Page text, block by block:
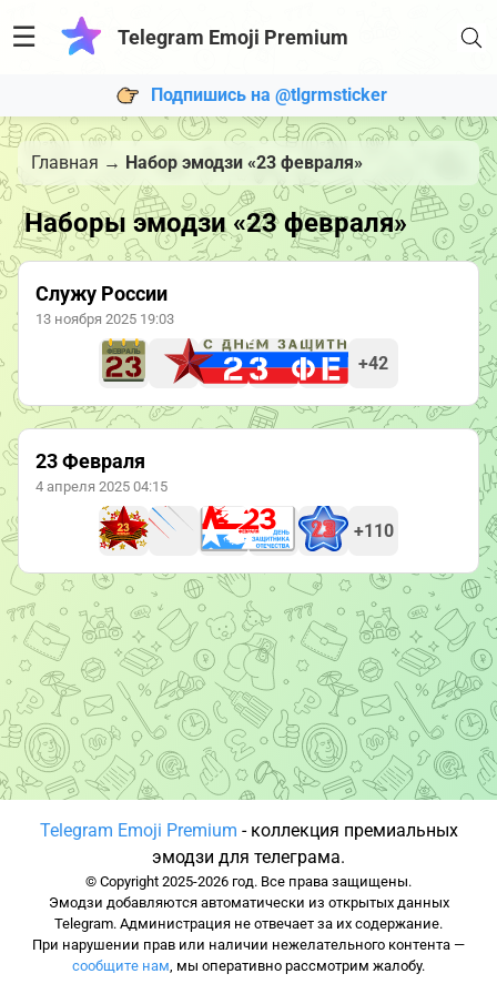
☰ Telegram Emoji Premium
Подпишись на @tlgrmsticker
Главная → Набор эмодзи «23 февраля»
Наборы эмодзи «23 февраля»
Служу России
13 ноября 2025 19:03
+42
23 Февраля
4 апреля 2025 04:15
+110
Telegram Emoji Premium - коллекция премиальных
эмодзи для телеграма.
© Copyright 2025-2026 год. Все права защищены.
Эмодзи добавляются автоматически из открытых данных
Telegram. Администрация не отвечает за их содержание.
При нарушении прав или наличии нежелательного контента —
сообщите нам, мы оперативно рассмотрим жалобу.